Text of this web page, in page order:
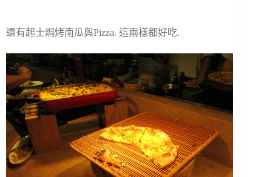
還有起士焗烤南瓜與Pizza. 這兩樣都好吃.